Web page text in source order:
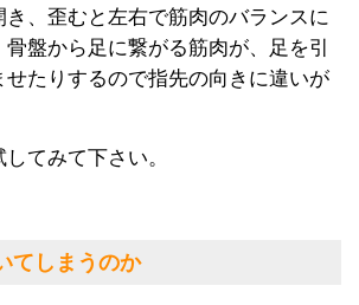
、歪むと左右で筋肉のバランスに
盤から足に繋がる筋肉が、足を引
せたりするので指先の向きに違いが
てみて下さい。
てしまうのか